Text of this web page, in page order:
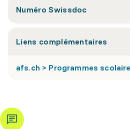
Numéro Swissdoc
Liens complémentaires
afs.ch > Programmes